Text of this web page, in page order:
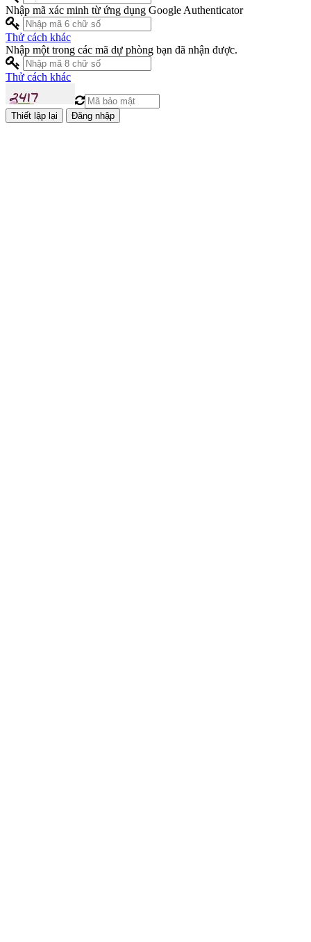
Nhập mã xác minh từ ứng dụng Google Authenticator
Thử cách khác
Nhập một trong các mã dự phòng bạn đã nhận được.
Thử cách khác
Đăng nhập